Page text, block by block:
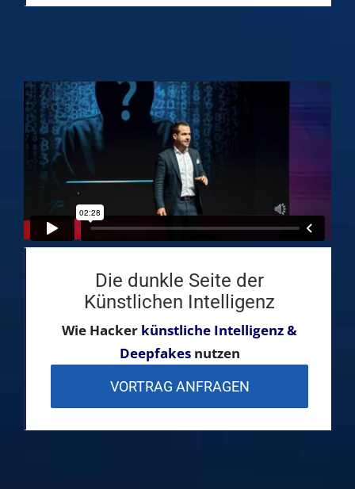
Die dunkle Seite der
Künstlichen Intelligenz
Wie Hacker künstliche Intelligenz &
Deepfakesnutzen
VORTRAG ANFRAGEN